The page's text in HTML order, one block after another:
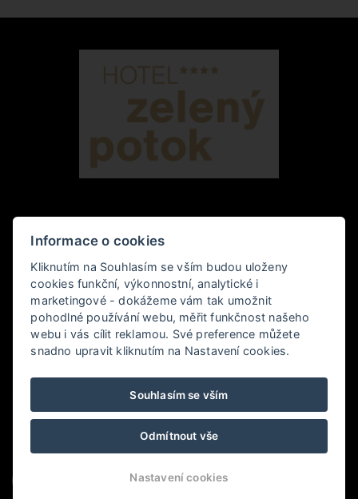
HOTEL ZELENÝ POTOK 4*
Pec pod Sněžkou 349,, 542 21 Pec pod Sněžkou
+420 778 006 010
hotel@zelenypotok.cz
LHHOTELS
Informace o cookies
Kliknutím na Souhlasím se vším budou uloženy
cookies funkční, výkonnostní, analytické i
marketingové - dokážeme vám tak umožnit
pohodlné používání webu, měřit funkčnost našeho
webu i vás cílit reklamou. Své preference můžete
snadno upravit kliknutím na Nastavení cookies.
Souhlasím se vším
Odmítnout vše
Nastavení cookies